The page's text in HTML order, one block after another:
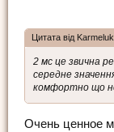
Цитата від
2 мс це звична
середне
комфортно що
Очень ценное